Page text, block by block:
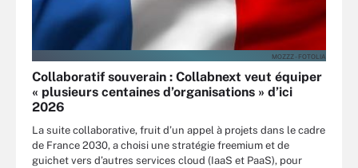
MOZZZ - FOTOLIA
Collaboratif souverain : Collabnext veut équiper
« plusieurs centaines d’organisations » d’ici
2026
La suite collaborative, fruit d’un appel à projets dans le cadre
de France 2030, a choisi une stratégie freemium et de
guichet vers d’autres services cloud (IaaS et PaaS), pour